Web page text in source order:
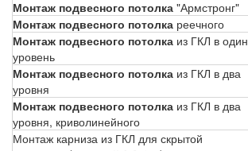
Монтаж подвесного потолка "Армстронг"
Монтаж подвесного потолка реечного
Монтаж подвесного потолка из ГКЛ в один
уровень
Монтаж подвесного потолка из ГКЛ в два
уровня
Монтаж подвесного потолка из ГКЛ в два
уровня, криволинейного
Монтаж карниза из ГКЛ для скрытой